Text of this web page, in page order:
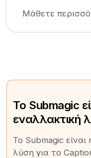
Μάθετε
Το Submagic
εναλλακτική
Το Submagic
λύση για το